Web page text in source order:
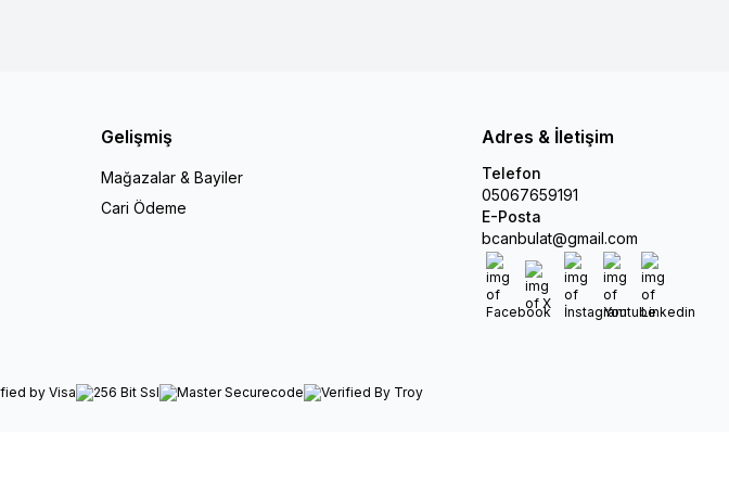
Gelişmiş
Mağazalar & Bayiler
Cari Ödeme
Adres & İletişim
Telefon
05067659191
E-Posta
bcanbulat@gmail.com
Facebook
X İnstagram
Youtube